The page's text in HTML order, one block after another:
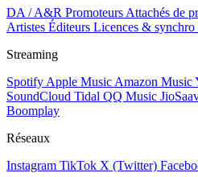
DA / A&R Promoteurs Attachés de
Artistes Éditeurs Licences & synchro
Streaming
Spotify Apple Music Amazon Music
SoundCloud Tidal QQ Music
Boomplay
Réseaux
Instagram TikTok X (Twitter)